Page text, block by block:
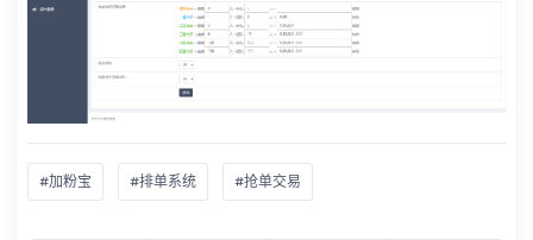
#加粉宝 #排单系统 #抢单交易